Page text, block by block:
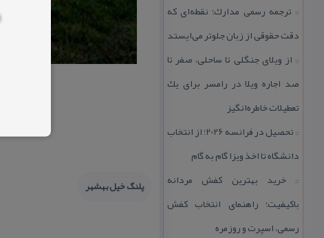
:: ترجمه رسمی مدارك؛ نقطه‌ای كه
دقت حقوقی از زبان جلوتر می‌ایستد
:: از ویلای جنگلی تا ساحلی، صفر تا
صد اجاره ویلا در رامسر برای یك
تعطیلات خاطره‌انگیز
::
تحصیل در فرانسه 2026؛ از انتخاب
دانشگاه تا اخذ ویزا گام به گام
::خرید بهترین كفش مردانه
باكیفیت؛ راهنمای انتخاب كفش
رسمی، اسپرت و روزمره
پلنگ خیل بهشهر